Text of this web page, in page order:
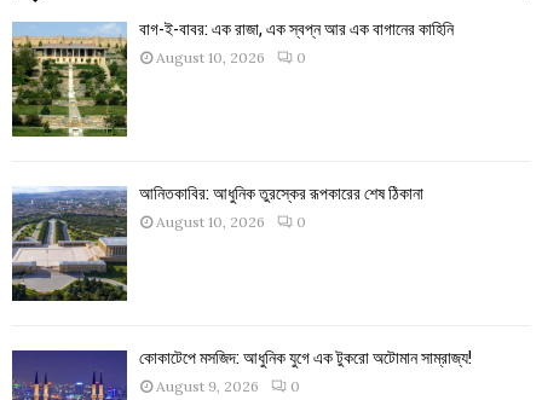
বাগ-ই-বাবর: এক রাজা, এক স্বপ্ন আর এক বাগানের কাহিনি
August 10, 2026 0
আনিতকাবির: আধুনিক তুরস্কের রূপকারের শেষ ঠিকানা
August 10, 2026 0
কোকাটেপে মসজিদ: আধুনিক যুগে এক টুকরো অটোমান সাম্রাজ্য!
August 9, 2026 0